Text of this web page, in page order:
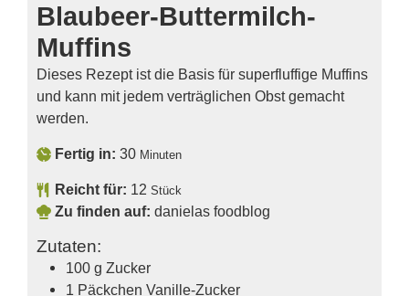
Blaubeer-Buttermilch-
Muffins
Dieses Rezept ist die Basis für superfluffige Muffins
und kann mit jedem verträglichen Obst gemacht
werden.
Fertig in: 30 Minuten
Reicht für: 12 Stück
Zu finden auf: danielas foodblog
Zutaten:
100 g Zucker
1 Päckchen Vanille-Zucker